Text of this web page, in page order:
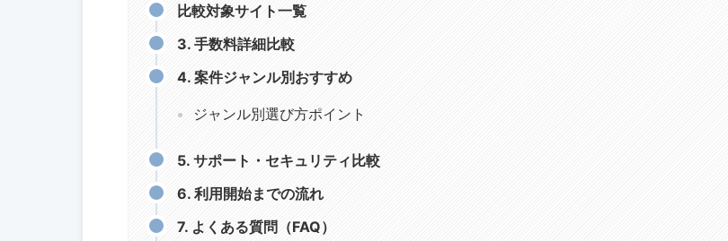
比較対象サイト一覧
3. 手数料詳細比較
4. 案件ジャンル別おすすめ
ジャンル別選び方ポイント
5. サポート・セキュリティ比較
6. 利用開始までの流れ
7. よくある質問（FAQ）